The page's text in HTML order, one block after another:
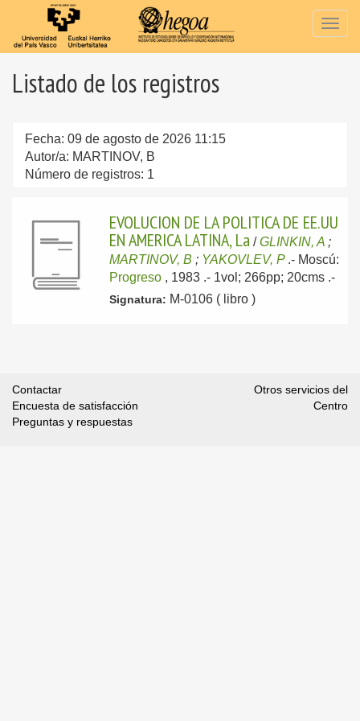
Listado de los registros
Fecha: 09 de agosto de 2026 11:15
Autor/a: MARTINOV, B
Número de registros: 1
EVOLUCION DE LA POLITICA DE EE.UU
EN AMERICA LATINA, La /GLINKIN, A ;
MARTINOV, B ; YAKOVLEV, P .- Moscú:
Progreso , 1983 .- 1vol; 266pp; 20cms .-
Signatura: M-0106 ( libro )
Contactar
Encuesta de satisfacción
Preguntas y respuestas
Otros servicios del
Centro